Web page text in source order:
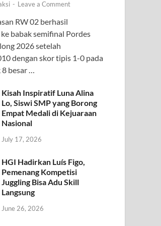
- Leave a Comment
RW 02 berhasil
babak semifinal Pordes
2026 setelah
dengan skor tipis 1-0 pada
besar …
Kisah Inspiratif Luna Alina
Lo, Siswi SMP yang Borong
Empat Medali di Kejuaraan
Nasional
July 17, 2026
HGI Hadirkan Luís Figo,
Pemenang Kompetisi
Juggling Bisa Adu Skill
Langsung
June 26, 2026